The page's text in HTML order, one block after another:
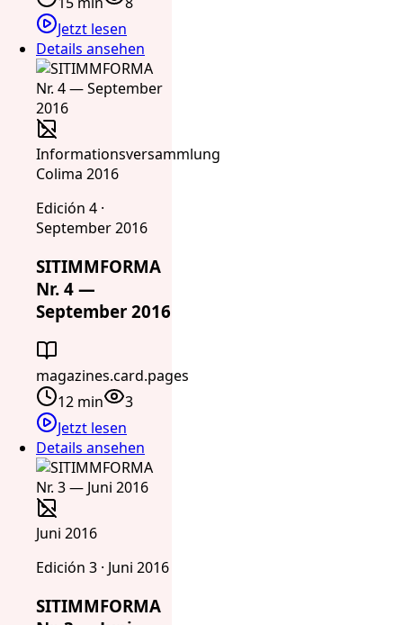
Jetzt lesen
Details ansehen
Informationsversammlung
Colima 2016
Edición 4 ·
September 2016
SITIMMFORMA
Nr. 4 —
September 2016
magazines.card.pages
12 min
3
Jetzt lesen
Details ansehen
Juni 2016
Edición 3 · Juni 2016
SITIMMFORMA